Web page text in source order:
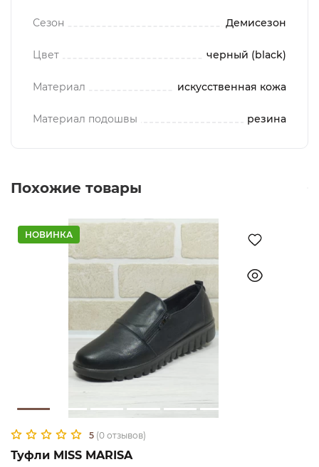
Сезон Демисезон
Цвет черный (black)
Материал искусственная кожа
Материал подошвы резина
Похожие товары
НОВИНКА
5 (0 отзывов)
Туфли MISS MARISA